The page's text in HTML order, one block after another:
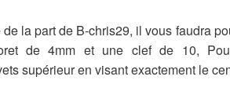
la part de B-chris29, il vous faudra
de 4mm et une clef de 10,
supérieur en visant exactement le